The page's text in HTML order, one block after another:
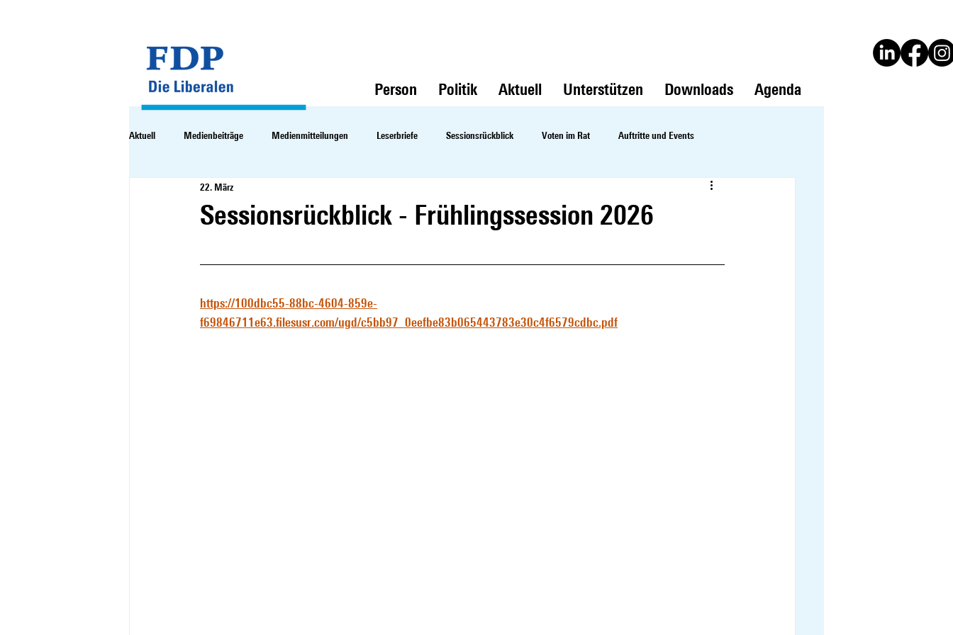
Person Politik Aktuell Unterstützen Downloads Agenda
Aktuell Medienbeiträge Medienmitteilungen Leserbriefe Sessionsrückblick Voten im Rat Auftritte und Events
Sessionsrückblick - Frühlingssession 2026
22. März
https://100dbc55-88bc-4604-859e-
f69846711e63.filesusr.com/ugd/c5bb97_0eefbe83b065443783e30c4f6579cdbc.pdf